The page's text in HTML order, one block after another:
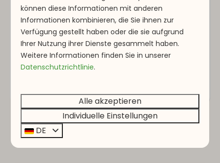
Mooie en schone accomodatie, vriendelijke
mensen en dichtbij bezienswaardigheden en
mooie natuur.
S. J.
Weitere Bewertungen laden
können diese Informationen mit anderen
Informationen kombinieren, die Sie ihnen zur
Verfügung gestellt haben oder die sie aufgrund
Ihrer Nutzung ihrer Dienste gesammelt haben.
Weitere Informationen finden Sie in unserer
Datenschutzrichtlinie.
Alle akzeptieren
Individuelle Einstellungen
DE